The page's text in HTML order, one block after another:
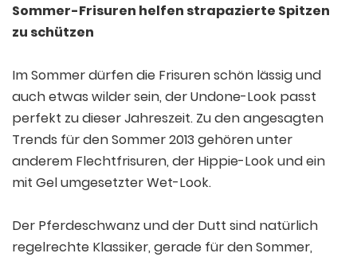
Sommer-Frisuren helfen strapazierte Spitzen
zu schützen
Im Sommer dürfen die Frisuren schön lässig und
auch etwas wilder sein, der Undone-Look passt
perfekt zu dieser Jahreszeit. Zu den angesagten
Trends für den Sommer 2013 gehören unter
anderem Flechtfrisuren, der Hippie-Look und ein
mit Gel umgesetzter Wet-Look.
Der Pferdeschwanz und der Dutt sind natürlich
regelrechte Klassiker, gerade für den Sommer,